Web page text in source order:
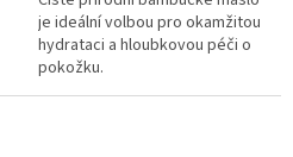
je ideální volbou pro okamžitou
hydrataci a hloubkovou péči o
pokožku.